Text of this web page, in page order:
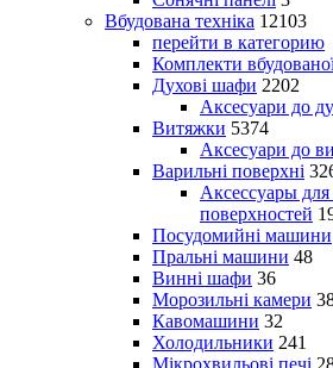
Вбудована техніка 12103
перейти в категорию
Комплекти
Духові шафи 2202
Аксесуари до
Витяжки 5374
Аксесуари до
Варильні поверхні
Аксессуары
поверхностей
Посудомийні машини
Пральні машини 48
Винні шафи 36
Морозильні камери
Кавомашини 32
Холодильники 241
Мікрохвильові печі